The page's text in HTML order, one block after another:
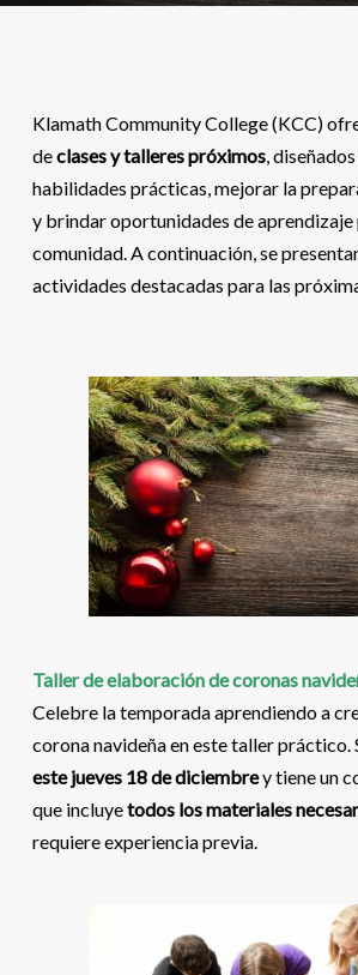
Klamath Community College (KCC)
declases y talleres próximos,
habilidades prácticas, mejorar la
y brindar oportunidades de aprendizaje
comunidad. A continuación, se
actividades destacadas para las
Taller de elaboración de coronas
Celebre la temporada aprendiendo a
corona navideña en este taller práctico.
este jueves 18 de diciembrey tiene un
que incluyetodos los materiales
requiere experiencia previa.